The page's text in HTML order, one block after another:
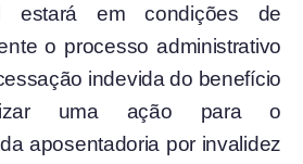
estará em condições de
o processo administrativo
indevida do benefício
uma ação para o
aposentadoria por invalidez